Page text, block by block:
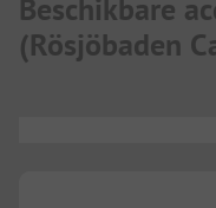
Beschikbare
(Rösjöbaden